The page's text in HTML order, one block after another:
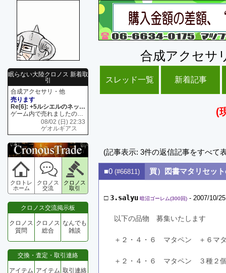
眠らない大陸クロノス 新着取
引
合成アクセサリ・他
売ります
Re[6]: +5ルシエルのネックレス
ゲーム内で売れましたので 在庫がネク1 リング4 となります リングのお値段は80G といたします
08/02 (日) 22:33
ゲオルギアス
クロトレ
ホーム
クロノス
交流
クロノス
取引
クロノス交流掲示板
クロノス
質問
クロノス
総合
なんでも
雑談
交換・査定・取引連絡
アイテム アイテム 取引連絡
合成アクセサ
スレッド一覧 新着記事
(
(記事表示: 3件の返信記事をすべて
■0 (#66811) 買）図書マタリセッ
□3.salyu 暗沼ゴーレム(300回) - 2007/10/
以下の品物　募集いたします
＋２・４・６　マタペン　＋６マ
＋２・４・６　マタペン　３種２